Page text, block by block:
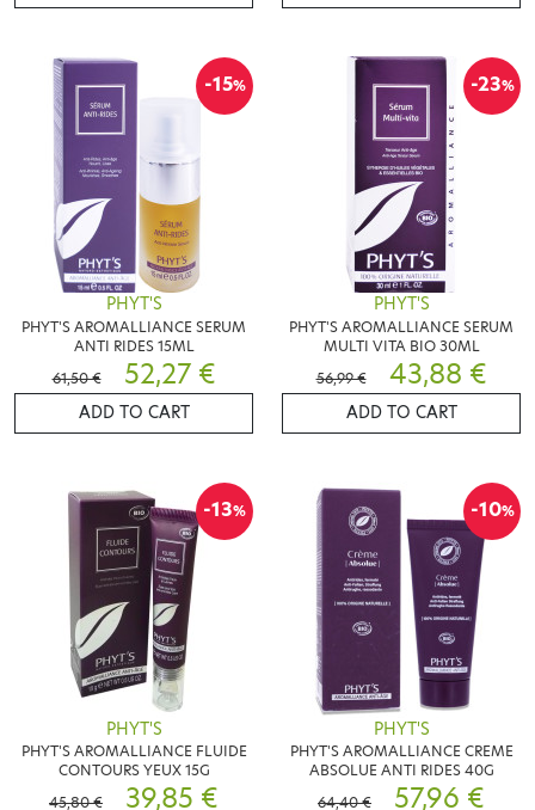
-15%
PHYT'S
PHYT'S AROMALLIANCE SERUM
ANTI RIDES 15ML
61,50 €
52,27 €
ADD TO CART
-23%
PHYT'S
PHYT'S AROMALLIANCE SERUM
MULTI VITA BIO 30ML
56,99 €
43,88 €
ADD TO CART
-13%
PHYT'S
PHYT'S AROMALLIANCE FLUIDE
CONTOURS YEUX 15G
45,80 €
39,85 €
-10%
PHYT'S
PHYT'S AROMALLIANCE CREME
ABSOLUE ANTI RIDES 40G
64,40 €
57,96 €